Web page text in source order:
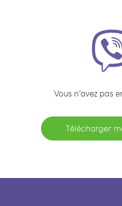
Vous n’avez pas
Télécharger